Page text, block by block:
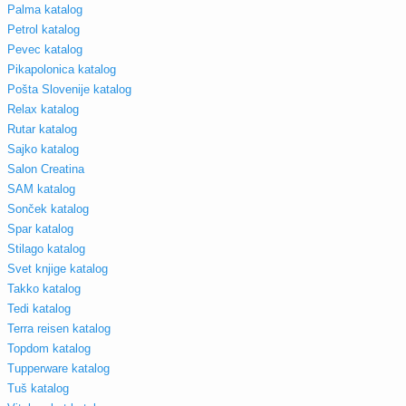
Palma katalog
Petrol katalog
Pevec katalog
Pikapolonica katalog
Pošta Slovenije katalog
Relax katalog
Rutar katalog
Sajko katalog
Salon Creatina
SAM katalog
Sonček katalog
Spar katalog
Stilago katalog
Svet knjige katalog
Takko katalog
Tedi katalog
Terra reisen katalog
Topdom katalog
Tupperware katalog
Tuš katalog